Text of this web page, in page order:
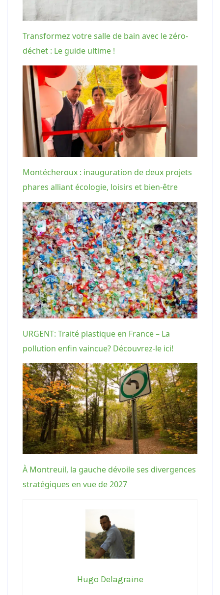
Transformez votre salle de bain avec le zéro-
déchet : Le guide ultime !
Montécheroux : inauguration de deux projets
phares alliant écologie, loisirs et bien-être
URGENT: Traité plastique en France – La
pollution enfin vaincue? Découvrez-le ici!
À Montreuil, la gauche dévoile ses divergences
stratégiques en vue de 2027
Hugo Delagraine